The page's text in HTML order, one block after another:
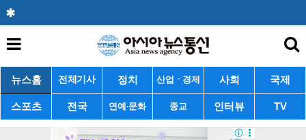
뉴스홈 전체기사 정치 산업ㆍ경제 사회 국제
스포츠 전국 연예·문화 종교 인터뷰 TV